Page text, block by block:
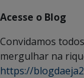
Acesse o Blog
Convidamos
mergulhar na
https://